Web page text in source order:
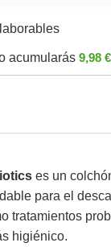
acumularás 9,98 €
es un
para el
tratamientos
higiénico.